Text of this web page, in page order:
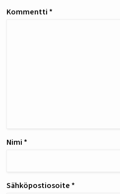
Kommentti *
Nimi *
Sähköpostiosoite *